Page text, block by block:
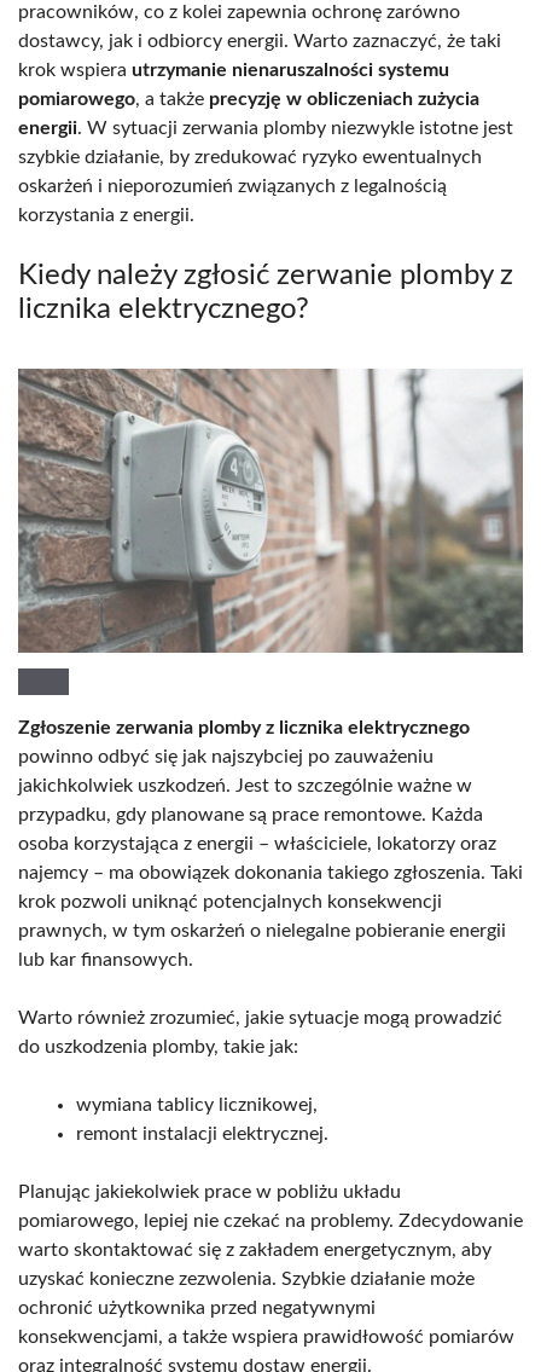
pracowników, co z kolei zapewnia ochronę zarówno
dostawcy, jak i odbiorcy energii. Warto zaznaczyć, że taki
krok wspiera utrzymanie nienaruszalności systemu
pomiarowego, a także precyzję w obliczeniach zużycia
energii. W sytuacji zerwania plomby niezwykle istotne jest
szybkie działanie, by zredukować ryzyko ewentualnych
oskarżeń i nieporozumień związanych z legalnością
korzystania z energii.
Kiedy należy zgłosić zerwanie plomby z
licznika elektrycznego?
Zgłoszenie zerwania plomby z licznika elektrycznego
powinno odbyć się jak najszybciej po zauważeniu
jakichkolwiek uszkodzeń. Jest to szczególnie ważne w
przypadku, gdy planowane są prace remontowe. Każda
osoba korzystająca z energii – właściciele, lokatorzy oraz
najemcy – ma obowiązek dokonania takiego zgłoszenia. Taki
krok pozwoli uniknąć potencjalnych konsekwencji
prawnych, w tym oskarżeń o nielegalne pobieranie energii
lub kar finansowych.
Warto również zrozumieć, jakie sytuacje mogą prowadzić
do uszkodzenia plomby, takie jak:
wymiana tablicy licznikowej,
remont instalacji elektrycznej.
Planując jakiekolwiek prace w pobliżu układu
pomiarowego, lepiej nie czekać na problemy. Zdecydowanie
warto skontaktować się z zakładem energetycznym, aby
uzyskać konieczne zezwolenia. Szybkie działanie może
ochronić użytkownika przed negatywnymi
konsekwencjami, a także wspiera prawidłowość pomiarów
oraz integralność systemu dostaw energii.